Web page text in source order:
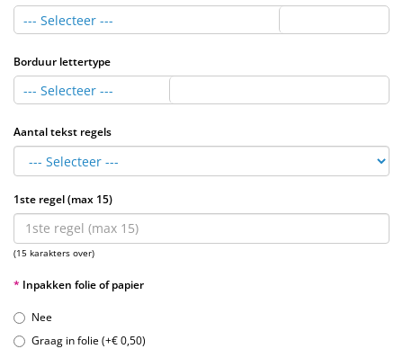
--- Selecteer ---
Borduur lettertype
--- Selecteer ---
Aantal tekst regels
1ste regel (max 15)
(15 karakters over)
Inpakken folie of papier
Nee
Graag in folie (+€ 0,50)